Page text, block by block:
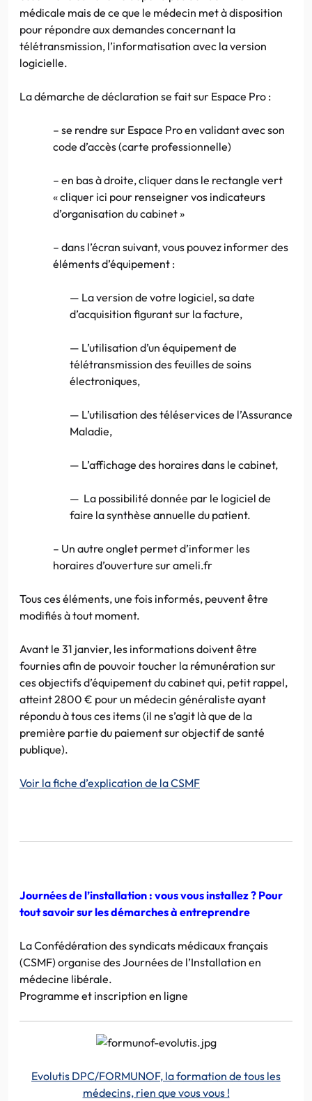
médicale mais de ce que le médecin met à disposition
pour répondre aux demandes concernant la
télétransmission, l’informatisation avec la version
logicielle.
La démarche de déclaration se fait sur Espace Pro :
– se rendre sur Espace Pro en validant avec son
code d’accès (carte professionnelle)
– en bas à droite, cliquer dans le rectangle vert
« cliquer ici pour renseigner vos indicateurs
d’organisation du cabinet »
– dans l’écran suivant, vous pouvez informer des
éléments d’équipement :
— La version de votre logiciel, sa date
d’acquisition figurant sur la facture,
— L’utilisation d’un équipement de
télétransmission des feuilles de soins
électroniques,
— L’utilisation des téléservices de l’Assurance
Maladie,
— L’affichage des horaires dans le cabinet,
— La possibilité donnée par le logiciel de
faire la synthèse annuelle du patient.
– Un autre onglet permet d’informer les
horaires d’ouverture sur ameli.fr
Tous ces éléments, une fois informés, peuvent être
modifiés à tout moment.
Avant le 31 janvier, les informations doivent être
fournies afin de pouvoir toucher la rémunération sur
ces objectifs d’équipement du cabinet qui, petit rappel,
atteint 2800 € pour un médecin généraliste ayant
répondu à tous ces items (il ne s’agit là que de la
première partie du paiement sur objectif de santé
publique).
Voir la fiche d’explication de la CSMF
Journées de l’installation : vous vous installez ? Pour
tout savoir sur les démarches à entreprendre
La Confédération des syndicats médicaux français
(CSMF) organise des Journées de l’Installation en
médecine libérale.
Programme et inscription en ligne
Evolutis DPC/FORMUNOF, la formation de tous les
médecins, rien que vous vous !